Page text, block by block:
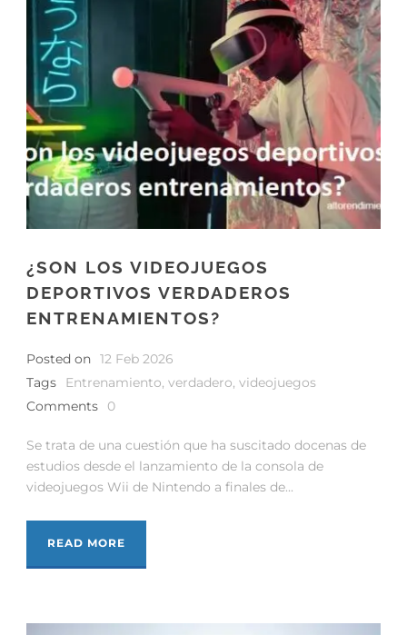
¿SON LOS VIDEOJUEGOS
DEPORTIVOS VERDADEROS
ENTRENAMIENTOS?
Posted on 12 Feb 2026
Tags
Entrenamiento, verdadero, videojuegos
Comments
0
Se trata de una cuestión que ha suscitado docenas de
estudios desde el lanzamiento de la consola de
videojuegos Wii de Nintendo a finales de...
READ MORE